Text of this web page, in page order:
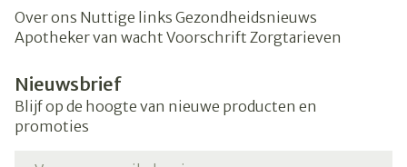
Over ons Nuttige links Gezondheidsnieuws
Apotheker van wacht Voorschrift Zorgtarieven
Nieuwsbrief
Blijf op de hoogte van nieuwe producten en
promoties